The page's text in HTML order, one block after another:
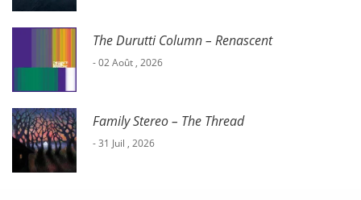
The Durutti Column – Renascent
- 02 Août , 2026
Family Stereo – The Thread
- 31 Juil , 2026